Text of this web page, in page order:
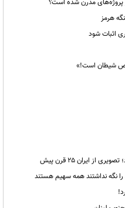
پروژه‌های مدرن شده است؟
هرمز
اثبات شود
شیطان است!»
را نگه نداشتند همه سهیم هستند